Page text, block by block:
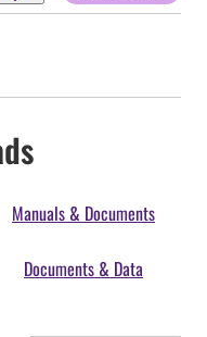
Manuals & Documents
Documents & Data